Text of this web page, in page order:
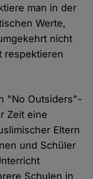
man in der
Werte,
nicht
respektieren
"No Outsiders"-
Zeit eine
Eltern
und Schüler
Schulen in